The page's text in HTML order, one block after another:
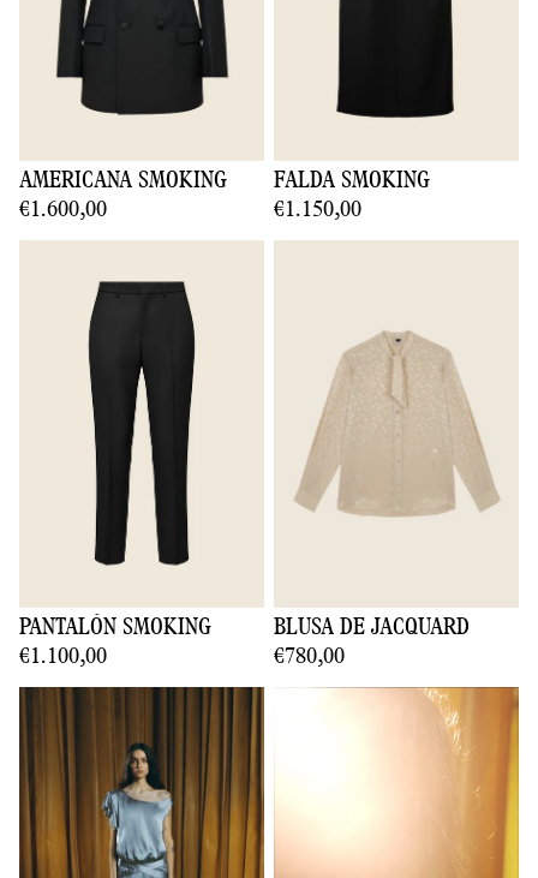
AMERICANA SMOKING
€1.600,00
FALDA SMOKING
€1.150,00
PANTALÓN SMOKING
€1.100,00
BLUSA DE JACQUARD
€780,00